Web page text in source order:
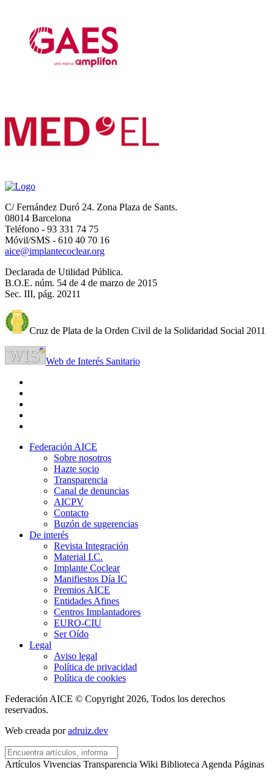
C/ Fernández Duró 24. Zona Plaza de Sants.
08014 Barcelona
Teléfono - 93 331 74 75
Móvil/SMS - 610 40 70 16
aice@implantecoclear.org
Declarada de Utilidad Pública.
B.O.E. núm. 54 de 4 de marzo de 2015
Sec. III, pág. 20211
Cruz de Plata de la Orden Civil de la Solidaridad Social 2011
Web de Interés Sanitario
Federación AICE
Sobre nosotros
Hazte socio
Transparencia
Canal de denuncias
AICPV
Contacto
Buzón de sugerencias
De interés
Revista Integración
Material I.C.
Implante Coclear
Manifiestos Día IC
Premios AICE
Entidades Afines
Centros Implantadores
EURO-CIU
Ser Oído
Legal
Aviso legal
Política de privacidad
Política de cookies
Federación AICE © Copyright 2026, Todos los derechos
reservados.
Web creada poradruiz.dev
Artículos Vivencias Transparencia Wiki BibliotecaAgenda Páginas